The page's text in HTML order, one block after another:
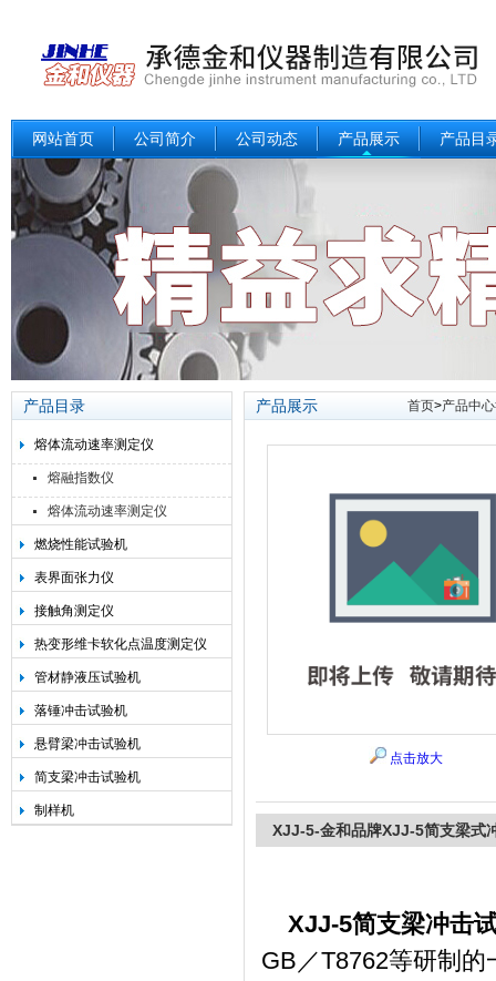
网站首页 公司简介 公司动态 产品展示 产品目
产品目录
熔体流动速率测定仪
熔融指数仪
熔体流动速率测定仪
燃烧性能试验机
表界面张力仪
接触角测定仪
热变形维卡软化点温度测定仪
管材静液压试验机
落锤冲击试验机
悬臂梁冲击试验机
简支梁冲击试验机
制样机
产品展示 首页>产品中心
点击放大
XJJ-5-金和品牌XJJ-5简支梁式
XJJ-5简支梁冲击
GB／T8762等研制的